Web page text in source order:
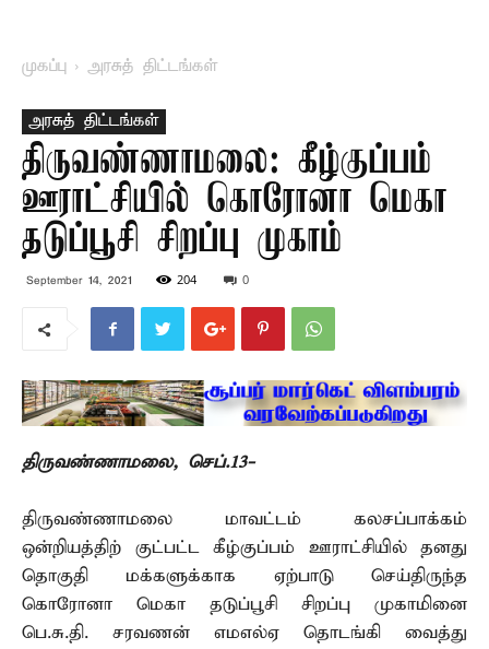
முகப்பு அரசுத் திட்டங்கள்
அரசுத் திட்டங்கள்
திருவண்ணாமலை: கீழ்குப்பம்
ஊராட்சியில் கொரோனா மெகா
தடுப்பூசி சிறப்பு முகாம்
September 14, 2021 204 0
திருவண்ணாமலை, செப்.13-
திருவண்ணாமலை மாவட்டம் கலசப்பாக்கம்
ஒன்றியத்திற் குட்பட்ட கீழ்குப்பம் ஊராட்சியில் தனது
தொகுதி மக்களுக்காக ஏற்பாடு செய்திருந்த
கொரோனா மெகா தடுப்பூசி சிறப்பு முகாமினை
பெ.சு.தி. சரவணன் எமஎல்ஏ தொடங்கி வைத்து